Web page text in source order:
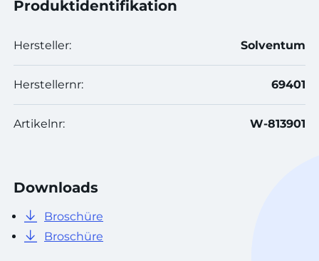
Produktidentifikation
Hersteller: Solventum
Herstellernr: 69401
Artikelnr: W-813901
Downloads
Broschüre
Broschüre